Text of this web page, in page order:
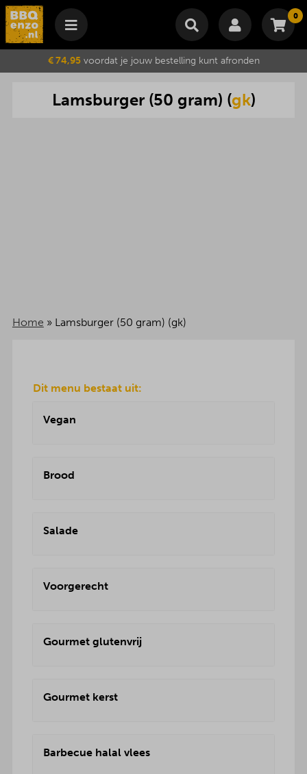
0
Winkelmand
Je winkelwagen is momenteel leeg.
Subtotaal €
Wijzig winkelmand Bestellen
€ 74,95voordat je jouw bestelling kunt afronden
Lamsburger(50 gram) (gk)
Home » Lamsburger (50 gram) (gk)
Dit menu bestaat uit:
Vegan
Brood
Salade
Voorgerecht
Gourmet glutenvrij
Gourmet kerst
Barbecue halal vlees